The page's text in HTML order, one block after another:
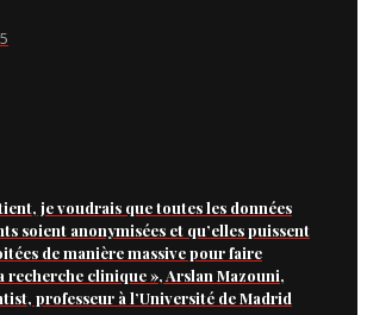
je voudrais que toutes les données
soient anonymisées et qu’elles puissent
de manière massive pour faire
recherche clinique », Arslan Mazouni,
professeur à l’Université de Madrid